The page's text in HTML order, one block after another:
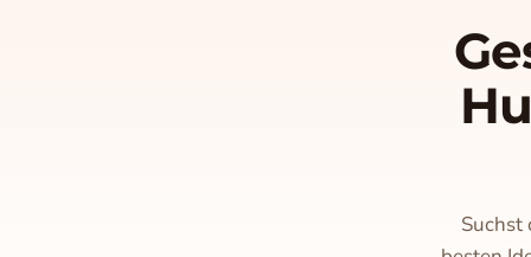
Suchst